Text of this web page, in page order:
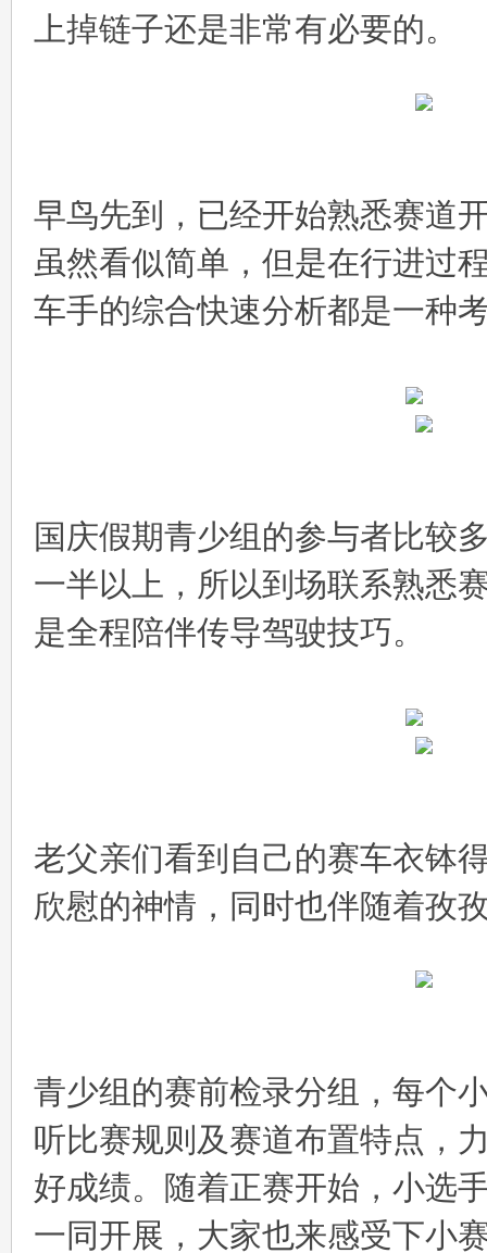
上掉链子还是非常有必要的。
早鸟先到，已经开始熟悉赛道
虽然看似简单，但是在行进过
车手的综合快速分析都是一种
国庆假期青少组的参与者比较
一半以上，所以到场联系熟悉
是全程陪伴传导驾驶技巧。
老父亲们看到自己的赛车衣钵
欣慰的神情，同时也伴随着孜
青少组的赛前检录分组，每个
听比赛规则及赛道布置特点，
好成绩。随着正赛开始，小选
一同开展，大家也来感受下小